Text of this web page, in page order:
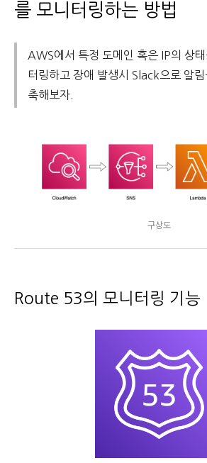
를 모니터링하는 방법
AWS에서 특정 도메인 혹은 IP의 상
터링하고 장애 발생시 Slack으로 알
축해보자.
구상도
Route 53의 모니터링 기능